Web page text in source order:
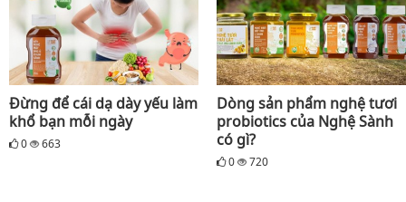
Đừng để cái dạ dày yếu làm
khổ bạn mỗi ngày
0 663
Dòng sản phẩm nghệ tươi
probiotics của Nghệ Sành
có gì?
0 720